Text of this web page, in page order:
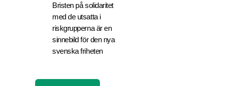
Bristen på solidaritet
med de utsatta i
riskgrupperna är en
sinnebild för den nya
svenska friheten